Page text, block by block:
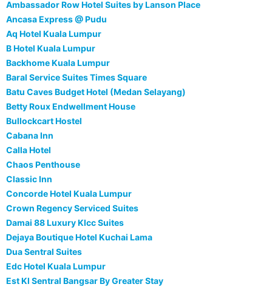
Ambassador Row Hotel Suites by Lanson Place
Ancasa Express @ Pudu
Aq Hotel Kuala Lumpur
B Hotel Kuala Lumpur
Backhome Kuala Lumpur
Baral Service Suites Times Square
Batu Caves Budget Hotel (Medan Selayang)
Betty Roux Endwellment House
Bullockcart Hostel
Cabana Inn
Calla Hotel
Chaos Penthouse
Classic Inn
Concorde Hotel Kuala Lumpur
Crown Regency Serviced Suites
Damai 88 Luxury Klcc Suites
Dejaya Boutique Hotel Kuchai Lama
Dua Sentral Suites
Edc Hotel Kuala Lumpur
Est Kl Sentral Bangsar By Greater Stay